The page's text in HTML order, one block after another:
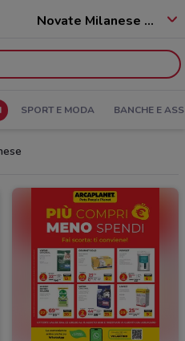
Novate Milanese - 20026
SPORT E MODA BANCHE E